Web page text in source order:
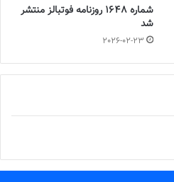
شماره 1648 روزنامه فوتبالز منتشر
شد
2026-02-23